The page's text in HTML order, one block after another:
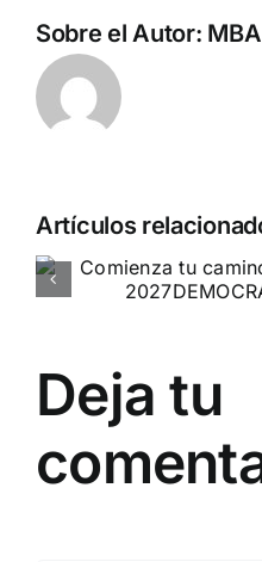
Sobre el Autor: MBA
Artículos
Deja tu